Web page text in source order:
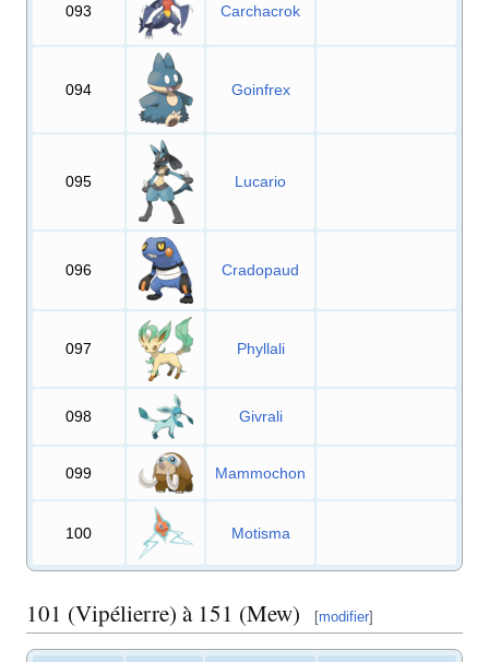
093 Carchacrok
094 Goinfrex
095 Lucario
096 Cradopaud
097 Phyllali
098 Givrali
099 Mammochon
100 Motisma
101 (Vipélierre) à 151 (Mew) [modifier]